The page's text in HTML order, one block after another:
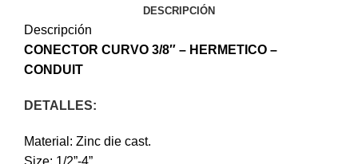
DESCRIPCIÓN
Descripción
CONECTOR CURVO 3/8″ – HERMETICO –
CONDUIT
DETALLES:
Material: Zinc die cast.